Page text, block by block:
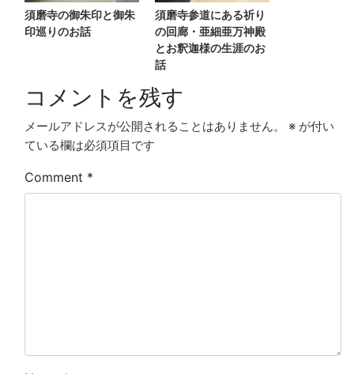
須磨寺の御朱印と御朱
印巡りのお話
須磨寺参道にある祈り
の回廊・亜細亜万神殿
とお釈迦様の生涯のお
話
コメントを残す
メールアドレスが公開されることはありません。 ※ が付い
ている欄は必須項目です
Comment *